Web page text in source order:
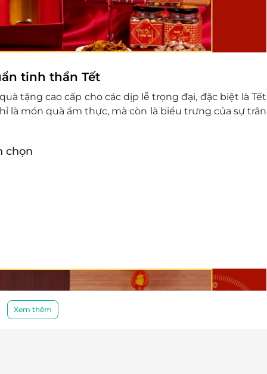
tinh thần Tết
tặng cao cấp cho các dịp lễ trọng đại, đặc biệt là Tết
là món quà ẩm thực, mà còn là biểu trưng của sự trân
chọn
Xem thêm